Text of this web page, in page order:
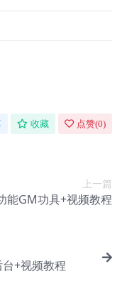
收藏 点赞(0)
上一篇
能GM功具+视频教程
台+视频教程